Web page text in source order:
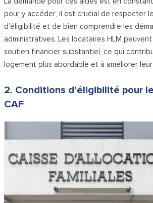
pour y accéder, il est crucial de respecter
d’éligibilité et de bien comprendre les
administratives. Les locataires HLM
soutien financier substantiel, ce qui
logement plus abordable et à améliorer
2. Conditions d’éligibilité pour
CAF